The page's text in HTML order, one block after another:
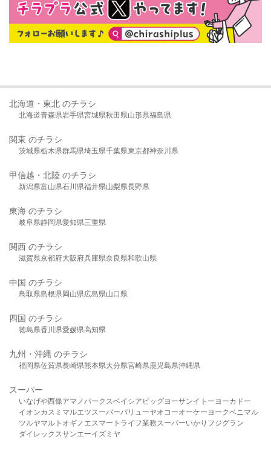
北海道・東北 のチラシ
北海道青森県岩手県宮城県秋田県山形県福島県
関東 のチラシ
茨城県栃木県群馬県埼玉県千葉県東京都神奈川県
甲信越・北陸 のチラシ
新潟県富山県石川県福井県山梨県長野県
東海 のチラシ
岐阜県静岡県愛知県三重県
関西 のチラシ
滋賀県京都府大阪府兵庫県奈良県和歌山県
中国 のチラシ
鳥取県島根県岡山県広島県山口県
四国 のチラシ
徳島県香川県愛媛県高知県
九州・沖縄 のチラシ
福岡県佐賀県長崎県熊本県大分県宮崎県 鹿児島県沖縄県
スーパー
いなげや西條アマノパークスベイシア ビッグヨーサンイトーヨーカドー
イオンカスミ マルエツ スーパーバリューヤオコーオーケー ヨークベニマル
ツルヤマルト オギノ エスマート ライフ業務スーパーいかり フジグラン
ダイレックスサンエーイズミヤ